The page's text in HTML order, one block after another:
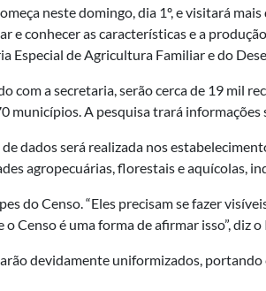
neste domingo, dia 1º, e visitará
e conhecer as características e a
Especial de Agricultura Familiar e do
com a secretaria, serão cerca de 19 mil
municípios. A pesquisa trará
dados será realizada nos
agropecuárias, florestais e aquícolas,
do Censo. “Eles precisam se fazer
é uma forma de afirmar isso”, diz o
devidamente uniformizados,